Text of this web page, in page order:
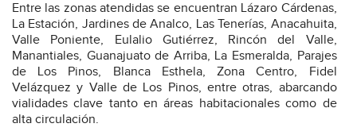
Entre las zonas atendidas se encuentran Lázaro Cárdenas,
La Estación, Jardines de Analco, Las Tenerías, Anacahuita,
Valle Poniente, Eulalio Gutiérrez, Rincón del Valle,
Manantiales, Guanajuato de Arriba, La Esmeralda, Parajes
de Los Pinos, Blanca Esthela, Zona Centro, Fidel
Velázquez y Valle de Los Pinos, entre otras, abarcando
vialidades clave tanto en áreas habitacionales como de
alta circulación.